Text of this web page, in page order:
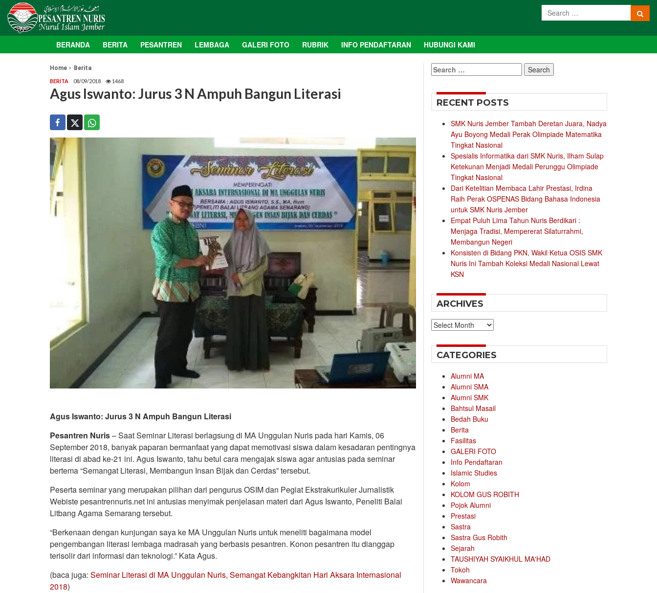
BERANDA BERITA PESANTREN LEMBAGA GALERI FOTO RUBRIK INFO PENDAFTARAN HUBUNGI KAMI
Home Berita
BERITA 08/09/2018 1468
Agus Iswanto: Jurus 3 N Ampuh Bangun Literasi
Agus Iswanto: Jurus 3 N Ampuh Bangun Literasi
Pesantren Nuris– Saat Seminar Literasi berlagsung di MA Unggulan Nuris pada hari Kamis, 06
September 2018, banyak paparan bermanfaat yang dapat memotivasi siswa dalam kesadaran pentingnya
literasi di abad ke-21 ini. Agus Iswanto, tahu betul cara mengajak siswa agar antusias pada seminar
bertema “Semangat Literasi, Membangun Insan Bijak dan Cerdas” tersebut.
Peserta seminar yang merupakan pilihan dari pengurus OSIM dan Pegiat Ekstrakurikuler Jurnalistik
Webiste pesantrennuris.net ini antusias menyimak penjelasan materi dari Agus Iswanto, Peneliti Balai
Litbang Agama Semarang tersebut.
“Berkenaan dengan kunjungan saya ke MA Unggulan Nuris untuk meneliti bagaimana model
pengembangan literasi lembaga madrasah yang berbasis pesantren. Konon pesantren itu dianggap
terisolir dari informasi dan teknologi.” Kata Agus.
(baca juga: Seminar Literasi di MA Unggulan Nuris, Semangat Kebangkitan Hari Aksara Internasional
2018)
Search
for:
RECENT POSTS
SMK Nuris Jember Tambah Deretan Juara, Nadya
Ayu Boyong Medali Perak Olimpiade Matematika
Tingkat Nasional
Spesialis Informatika dari SMK Nuris, Ilham Sulap
Ketekunan Menjadi Medali Perunggu Olimpiade
Tingkat Nasional
Dari Ketelitian Membaca Lahir Prestasi, Irdina
Raih Perak OSPENAS Bidang Bahasa Indonesia
untuk SMK Nuris Jember
Empat Puluh Lima Tahun Nuris Berdikari :
Menjaga Tradisi, Mempererat Silaturrahmi,
Membangun Negeri
Konsisten di Bidang PKN, Wakil Ketua OSIS SMK
Nuris Ini Tambah Koleksi Medali Nasional Lewat
KSN
ARCHIVES
Archives
CATEGORIES
Alumni MA
Alumni SMA
Alumni SMK
Bahtsul Masail
Bedah Buku
Berita
Fasilitas
GALERI FOTO
Info Pendaftaran
Islamic Studies
Kolom
KOLOM GUS ROBITH
Pojok Alumni
Prestasi
Sastra
Sastra Gus Robith
Sejarah
TAUSHIYAH SYAIKHUL MA'HAD
Tokoh
Wawancara